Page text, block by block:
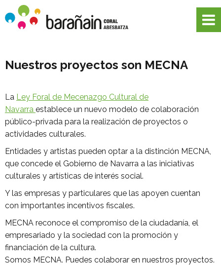
Nuestros proyectos son MECNA
La Ley Foral de Mecenazgo Cultural de
Navarra establece un nuevo modelo de colaboración
público-privada para la realización de proyectos o
actividades culturales.
Entidades y artistas pueden optar a la distinción MECNA,
que concede el Gobierno de Navarra a las iniciativas
culturales y artísticas de interés social.
Y las empresas y particulares que las apoyen cuentan
con importantes incentivos fiscales.
MECNA reconoce el compromiso de la ciudadanía, el
empresariado y la sociedad con la promoción y
financiación de la cultura.
Somos MECNA. Puedes colaborar en nuestros proyectos.